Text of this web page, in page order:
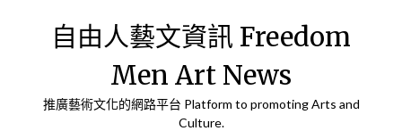
自由人藝文資訊 Freedom
Men Art News
推廣藝術文化的網路平台 Platform to promoting Arts and
Culture.